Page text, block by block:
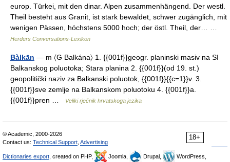
europ. Türkei, mit den dinar. Alpen zusammenhängend. Der westl.
Theil besteht aus Granit, ist stark bewaldet, schwer zugänglich, mit
wenigen Pässen, höchstens 5000 hoch; der östl. Theil, der… …
Herders Conversations-Lexikon
Bàlkān — m 〈G Balkána〉 1. {{001f}}geogr. planinski masiv na SI
Balkanskog poluotoka; Stara planina 2. {{001f}}(od 19. st.)
geopolitički naziv za Balkanski poluotok, {{001f}}{{c=1}}v. 3.
{{001f}}sve zemlje na Balkanskom poluotoku 4. {{001f}}a.
{{001f}}pren …
Veliki rječnik hrvatskoga jezika
18+
© Academic, 2000-2026
Contact us: Technical Support Advertising
Dictionaries export , created on PHP, Joomla, Drupal,
WordPress,